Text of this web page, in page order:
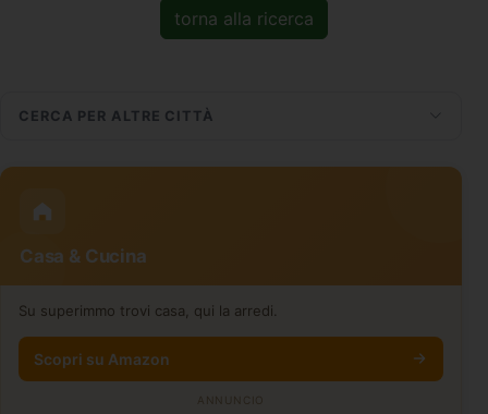
torna alla ricerca
CERCA PER ALTRE CITTÀ
Casa & Cucina
Su superimmo trovi casa, qui la arredi.
Scopri su Amazon
ANNUNCIO